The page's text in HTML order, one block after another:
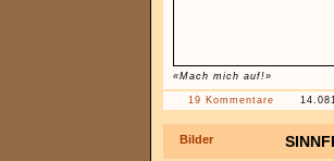
«Mach mich auf!»
19 Kommentare
Bilder